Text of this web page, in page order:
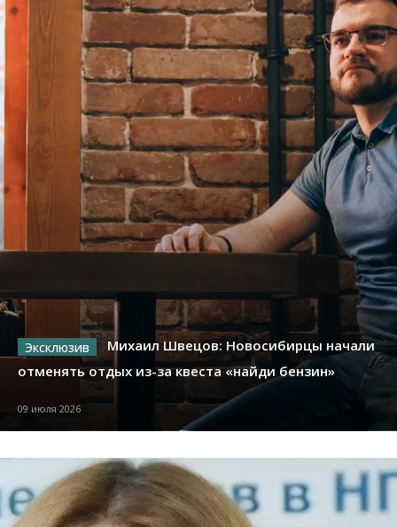
Михаил Швецов: Новосибирцы начали
отменять отдых из-за квеста «найди бензин»
09 июля 2026